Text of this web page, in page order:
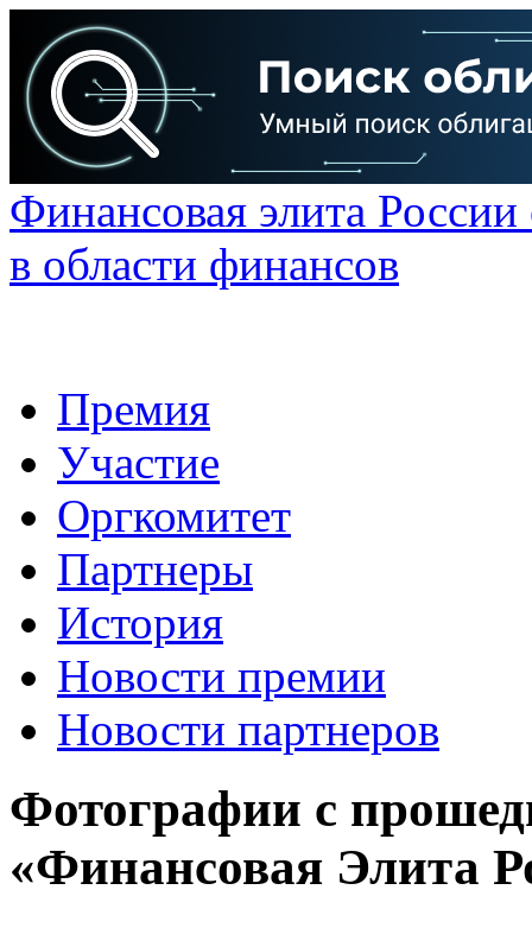
Финансовая элита
в области финансов
Премия
Участие
Оргкомитет
Партнеры
История
Новости премии
Новости партнеров
Фотографии с
«Финансовая Элита